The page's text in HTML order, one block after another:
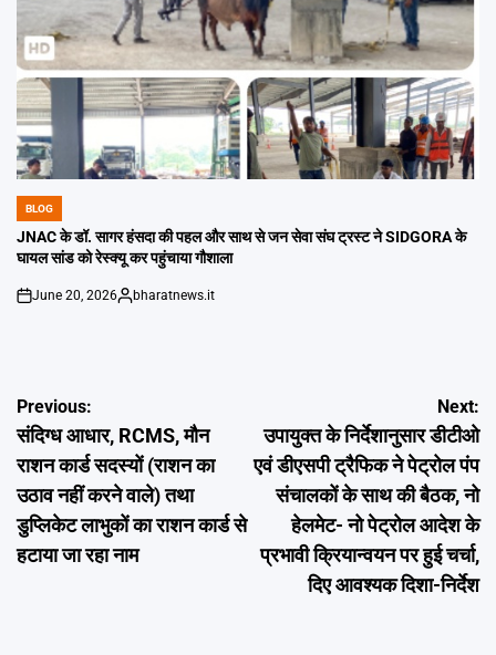
POSTED
IN
BLOG
JNAC के डॉ. सागर हंसदा की पहल और साथ से जन सेवा संघ ट्रस्ट ने SIDGORA के
घायल सांड को रेस्क्यू कर पहुंचाया गौशाला
on
June 20, 2026
Posted
bharatnews.it
Post
navigation
Previous:
संदिग्ध आधार, RCMS, मौन
राशन कार्ड सदस्यों (राशन का
उठाव नहीं करने वाले) तथा
डुप्लिकेट लाभुकों का राशन कार्ड से
हटाया जा रहा नाम
Next:
उपायुक्त के निर्देशानुसार डीटीओ
एवं डीएसपी ट्रैफिक ने पेट्रोल पंप
संचालकों के साथ की बैठक, नो
हेलमेट- नो पेट्रोल आदेश के
प्रभावी क्रियान्वयन पर हुई चर्चा,
दिए आवश्यक दिशा-निर्देश